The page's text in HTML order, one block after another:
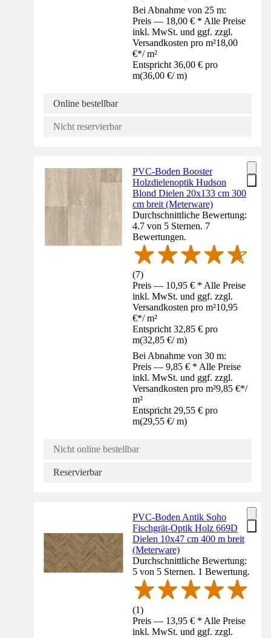
Bei Abnahme von 25 m:
Preis — 18,00 € * Alle Preise
inkl. MwSt. und ggf. zzgl.
Versandkosten pro m²18,00
€*/ m²
Entspricht 36,00 € pro
m(36,00 €/ m)
Online bestellbar
Nicht reservierbar
PVC-Boden Booster
Holzdielenoptik Hudson
Blond Dielen 20x133 cm 300
cm breit (Meterware)
Durchschnittliche Bewertung:
4.7 von 5 Sternen. 7
Bewertungen.
(7)
Preis — 10,95 € * Alle Preise
inkl. MwSt. und ggf. zzgl.
Versandkosten pro m²10,95
€*/ m²
Entspricht 32,85 € pro
m(32,85 €/ m)
Bei Abnahme von 30 m:
Preis — 9,85 € * Alle Preise
inkl. MwSt. und ggf. zzgl.
Versandkosten pro m²9,85 €*/
m²
Entspricht 29,55 € pro
m(29,55 €/ m)
Nicht online bestellbar
Reservierbar
PVC-Boden Antik Soho
Fischgrät-Optik Holz 669D
Dielen 10x47 cm 400 m breit
(Meterware)
Durchschnittliche Bewertung:
5 von 5 Sternen. 1 Bewertung.
(1)
Preis — 13,95 € * Alle Preise
inkl. MwSt. und ggf. zzgl.